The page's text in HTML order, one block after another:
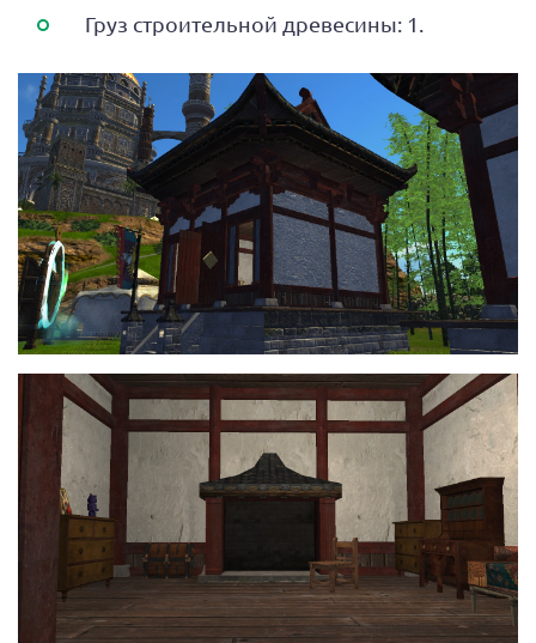
Груз строительной древесины: 1.